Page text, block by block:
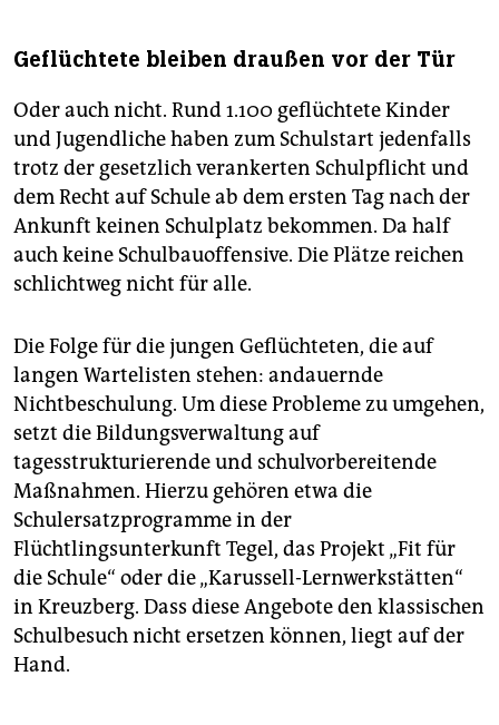
Geflüchtete bleiben draußen vor der Tür
Oder auch nicht. Rund 1.100 geflüchtete Kinder
und Jugendliche haben zum Schulstart jedenfalls
trotz der gesetzlich verankerten Schulpflicht und
dem Recht auf Schule ab dem ersten Tag nach der
Ankunft keinen Schulplatz bekommen. Da half
auch keine Schulbauoffensive. Die Plätze reichen
schlichtweg nicht für alle.
Die Folge für die jungen Geflüchteten, die auf
langen Wartelisten stehen: andauernde
Nichtbeschulung. Um diese Probleme zu umgehen,
setzt die Bildungsverwaltung auf
tagesstrukturierende und schulvorbereitende
Maßnahmen. Hierzu gehören etwa die
Schulersatzprogramme in der
Flüchtlingsunterkunft Tegel, das Projekt „Fit für
die Schule“ oder die „Karussell-Lernwerkstätten“
in Kreuzberg. Dass diese Angebote den klassischen
Schulbesuch nicht ersetzen können, liegt auf der
Hand.